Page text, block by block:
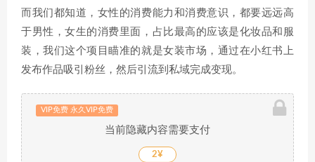
而我们都知道，女性的消费能力和消费意识，都要远远高
于男性，女生的消费里面，占比最高的应该是化妆品和服
装，我们这个项目瞄准的就是女装市场，通过在小红书上
发布作品吸引粉丝，然后引流到私域完成变现。
VIP免费 永久VIP免费
当前隐藏内容需要支付
2¥